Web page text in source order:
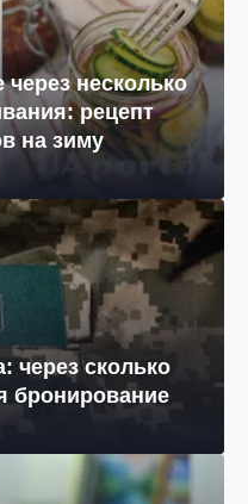
несколько
рецепт
на зиму
через сколько
бронирование